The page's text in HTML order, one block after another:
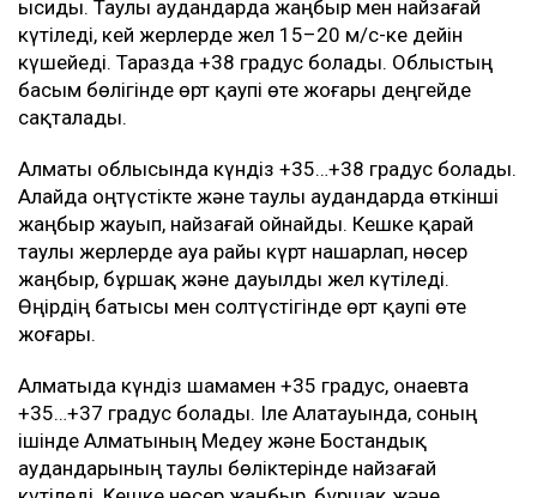
ысиды. Таулы аудандарда жаңбыр мен найзағай
күтіледі, кей жерлерде жел 15–20 м/с-ке дейін
күшейеді. Таразда +38 градус болады. Облыстың
басым бөлігінде өрт қаупі өте жоғары деңгейде
сақталады.
Алматы облысында күндіз +35…+38 градус болады.
Алайда оңтүстікте және таулы аудандарда өткінші
жаңбыр жауып, найзағай ойнайды. Кешке қарай
таулы жерлерде ауа райы күрт нашарлап, нөсер
жаңбыр, бұршақ және дауылды жел күтіледі.
Өңірдің батысы мен солтүстігінде өрт қаупі өте
жоғары.
Алматыда күндіз шамамен +35 градус, Қонаевта
+35…+37 градус болады. Іле Алатауында, соның
ішінде Алматының Медеу және Бостандық
аудандарының таулы бөліктерінде найзағай